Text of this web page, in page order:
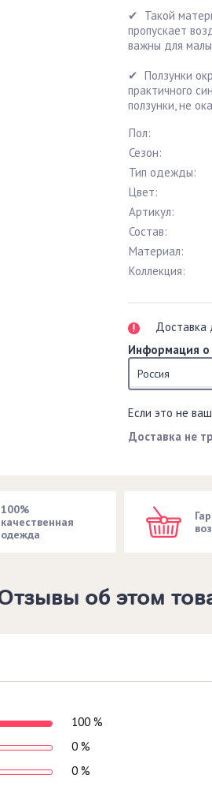
✔ Такой
пропускает
важны для
✔ Ползунки
практичного
ползунки, не
Пол:
Сезон:
Тип одежды:
Цвет:
Артикул:
Состав:
Материал:
Коллекция:
Доставка
Информация о
Россия
Если это не
Доставка не
100%
качественная
одежда
об этом
100 %
0 %
0 %